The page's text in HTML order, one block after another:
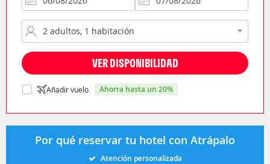
VER DISPONIBILIDAD
Añadir vuelo ahorra hasta un 20%
Por qué reservar tu hotel con Atrápalo
Atención personalizada